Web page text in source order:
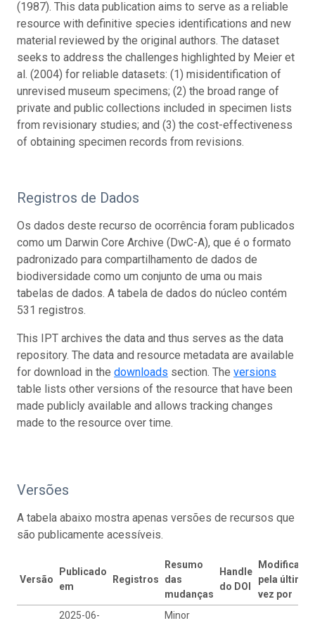
(1987). This data publication aims to serve as a reliable
resource with definitive species identifications and new
material reviewed by the original authors. The dataset
seeks to address the challenges highlighted by Meier et
al. (2004) for reliable datasets: (1) misidentification of
unrevised museum specimens; (2) the broad range of
private and public collections included in specimen lists
from revisionary studies; and (3) the cost-effectiveness
of obtaining specimen records from revisions.
Registros de Dados
Os dados deste recurso de ocorrência foram publicados
como um Darwin Core Archive (DwC-A), que é o formato
padronizado para compartilhamento de dados de
biodiversidade como um conjunto de uma ou mais
tabelas de dados. A tabela de dados do núcleo contém
531 registros.
This IPT archives the data and thus serves as the data
repository. The data and resource metadata are available
for download in the downloads section. The versions
table lists other versions of the resource that have been
made publicly available and allows tracking changes
made to the resource over time.
Versões
A tabela abaixo mostra apenas versões de recursos que
são publicamente acessíveis.
Versão
Publicado
em
Registros
Resumo
das
mudanças
Handle
do DOI
Modificado
pela última
vez por
2025-06-
Minor